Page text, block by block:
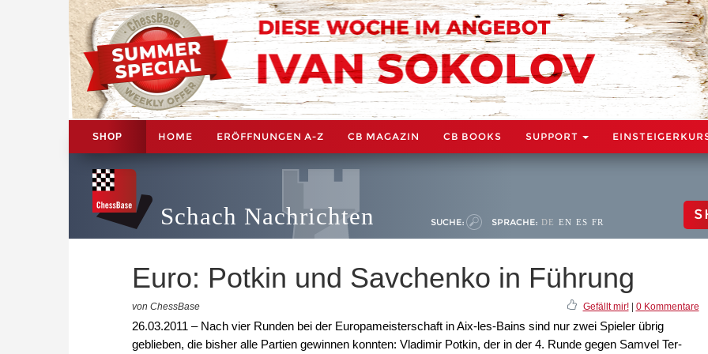
SHOP HOME ERÖFFNUNGEN A-Z CB MAGAZIN CB BOOKS SUPPORT
Schach Nachrichten SUCHE: SPRACHE: DE EN ES FR
Euro: Potkin und Savchenko in Führung
von ChessBase Gefällt mir!| 0 Kommentare
26.03.2011 – Nach vier Runden bei der Europameisterschaft in Aix-les-Bains sind nur zwei Spieler übrig
geblieben, die bisher alle Partien gewinnen konnten: Vladimir Potkin, der in der 4. Runde gegen Samvel Ter-